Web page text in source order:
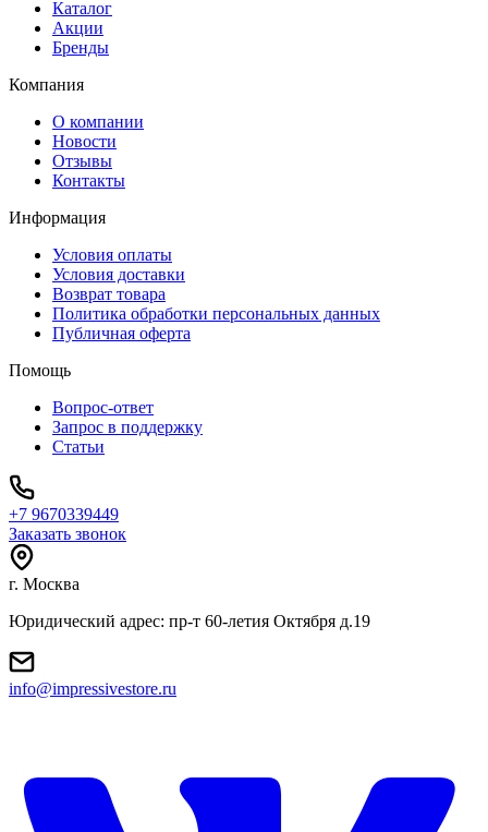
Каталог
Акции
Бренды
Компания
О компании
Новости
Отзывы
Контакты
Информация
Условия оплаты
Условия доставки
Возврат товара
Политика обработки персональных данных
Публичная оферта
Помощь
Вопрос-ответ
Запрос в поддержку
Статьи
+7 9670339449
Заказать звонок
г. Москва
Юридический адрес: пр-т 60-летия Октября д.19
info@impressivestore.ru